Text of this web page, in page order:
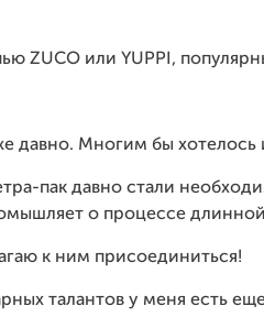
ZUCO или YUPPI,
давно. Многим бы
пак давно стали
о процессе длинной
к ним присоединиться!
талантов у меня есть